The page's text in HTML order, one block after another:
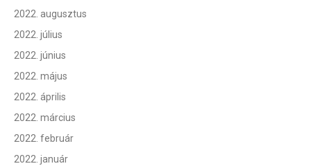
2022. augusztus
2022. július
2022. június
2022. május
2022. április
2022. március
2022. február
2022. január